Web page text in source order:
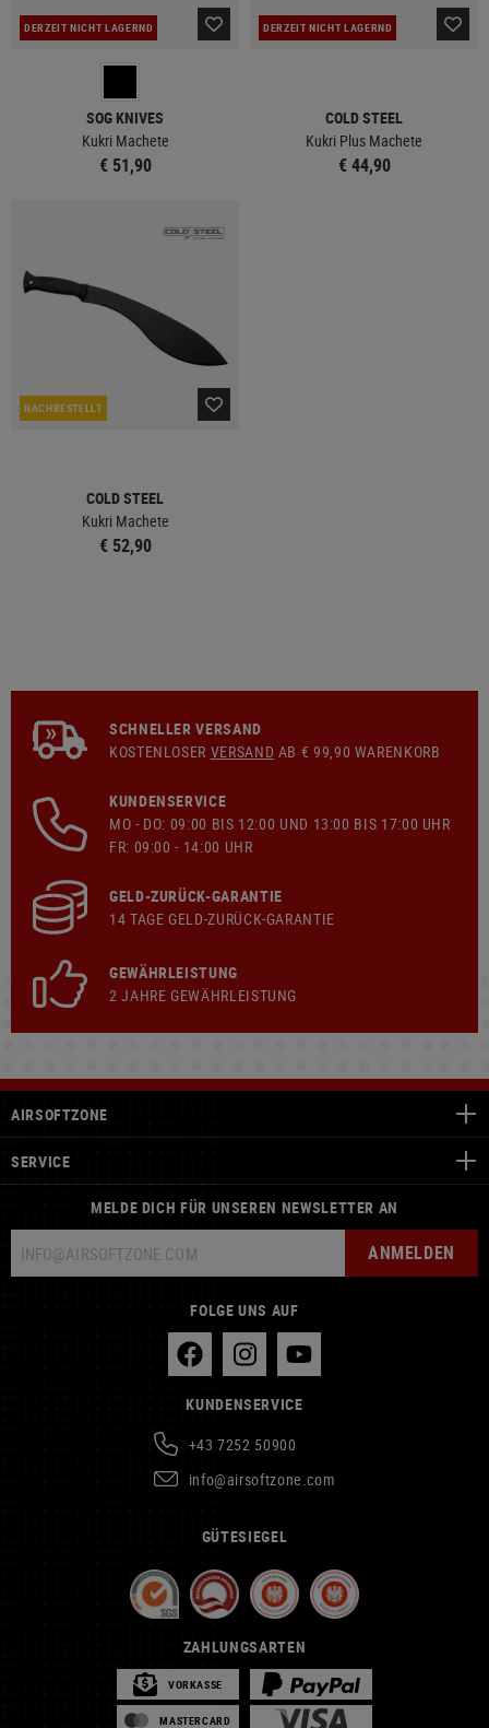
DERZEIT NICHT LAGERND
SOG KNIVES
Kukri Machete
€ 51,90
DERZEIT NICHT LAGERND
COLD STEEL
Kukri Plus Machete
€ 44,90
NACHBESTELLT
COLD STEEL
Kukri Machete
€ 52,90
SCHNELLER VERSAND
KOSTENLOSER VERSAND AB € 99,90 WARENKORB
KUNDENSERVICE
MO - DO: 09:00 BIS 12:00 UND 13:00 BIS 17:00 UHR
FR: 09:00 - 14:00 UHR
GELD-ZURÜCK-GARANTIE
14 TAGE GELD-ZURÜCK-GARANTIE
GEWÄHRLEISTUNG
2 JAHRE GEWÄHRLEISTUNG
AIRSOFTZONE
SERVICE
MELDE DICH FÜR UNSEREN NEWSLETTER AN
ANMELDEN
FOLGE UNS AUF
KUNDENSERVICE
+43 7252 50900
info@airsoftzone.com
GÜTESIEGEL
ZAHLUNGSARTEN
VORKASSE
MASTERCARD